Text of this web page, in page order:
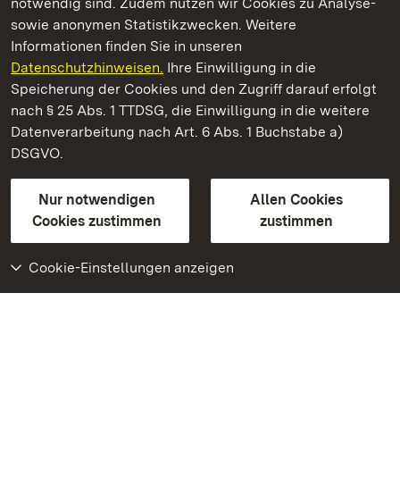
sowie anonymen Statistikzwecken. Weitere
Informationen finden Sie in unseren
Datenschutzhinweisen. Ihre Einwilligung in die
Speicherung der Cookies und den Zugriff darauf erfolgt
nach § 25 Abs. 1 TTDSG, die Einwilligung in die weitere
Datenverarbeitung nach Art. 6 Abs. 1 Buchstabe a)
DSGVO.
Nur notwendigen
Cookies zustimmen
Allen Cookies
zustimmen
Cookie-Einstellungen anzeigen
Staatliche Schlösser und Gärten Baden‑Württemberg
Staatliche Schlösser und Gärten Baden-Württemberg
Kontakt
GebärdenspracheLeichte Sprache
Erklärung zur Barrierefreiheit
BITV-konform (geprüfte Seiten)
Weiteres